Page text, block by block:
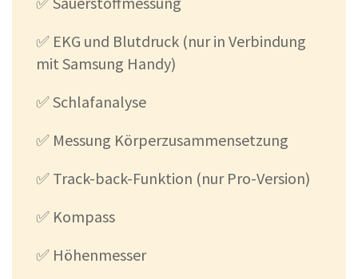
✅ EKG und Blutdruck (nur in Verbindung
mit Samsung Handy)
✅ Schlafanalyse
✅ Messung Körperzusammensetzung
✅ Track-back-Funktion (nur Pro-Version)
✅ Kompass
✅ Höhenmesser